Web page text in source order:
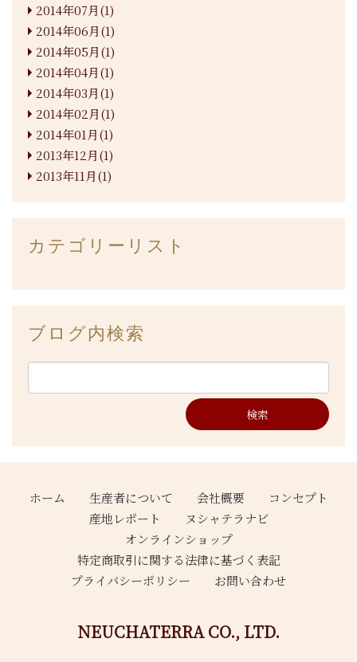
2014年07月(1)
2014年06月(1)
2014年05月(1)
2014年04月(1)
2014年03月(1)
2014年02月(1)
2014年01月(1)
2013年12月(1)
2013年11月(1)
カテゴリーリスト
ブログ内検索
ホーム 生産者について 会社概要
コンセプト
産地レポート
ヌシャテラナビ
オンラインショップ
特定商取引に関する法律に基づく表記
プライバシーポリシー
お問い合わせ
NEUCHATERRA CO., LTD.